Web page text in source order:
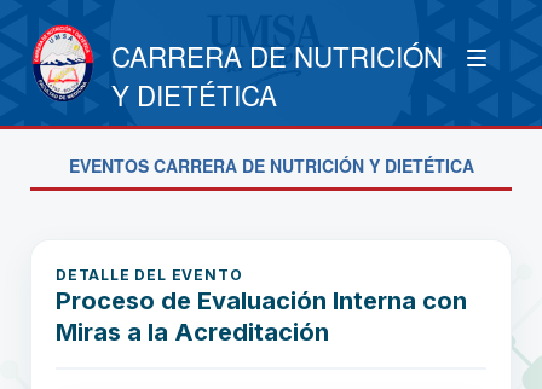
CARRERA DE NUTRICIÓN
Y DIETÉTICA
EVENTOS CARRERA DE NUTRICIÓN Y DIETÉTICA
DETALLE DEL EVENTO
Proceso de Evaluación Interna con
Miras a la Acreditación